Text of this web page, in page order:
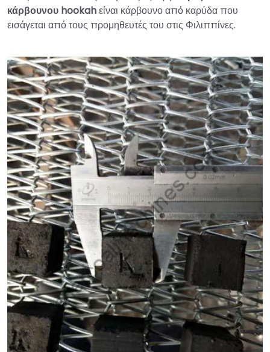
κάρβουνου hookahείναι κάρβουνο από καρύδα που
εισάγεται από τους προμηθευτές του στις Φιλιππίνες.